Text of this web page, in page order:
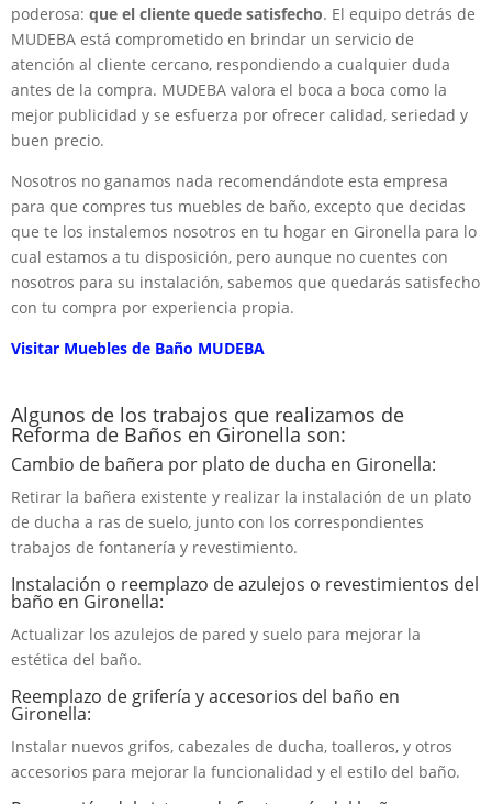
poderosa: que el cliente quede satisfecho. El equipo detrás de
MUDEBA está comprometido en brindar un servicio de
atención al cliente cercano, respondiendo a cualquier duda
antes de la compra. MUDEBA valora el boca a boca como la
mejor publicidad y se esfuerza por ofrecer calidad, seriedad y
buen precio.
Nosotros no ganamos nada recomendándote esta empresa
para que compres tus muebles de baño, excepto que decidas
que te los instalemos nosotros en tu hogar en Gironella para lo
cual estamos a tu disposición, pero aunque no cuentes con
nosotros para su instalación, sabemos que quedarás satisfecho
con tu compra por experiencia propia.
Visitar Muebles de Baño MUDEBA
Algunos de los trabajos que realizamos de
Reforma de Baños en Gironella son:
Cambio de bañera por plato de ducha en Gironella:
Retirar la bañera existente y realizar la instalación de un plato
de ducha a ras de suelo, junto con los correspondientes
trabajos de fontanería y revestimiento.
Instalación o reemplazo de azulejos o revestimientos del
baño en Gironella:
Actualizar los azulejos de pared y suelo para mejorar la
estética del baño.
Reemplazo de grifería y accesorios del baño en
Gironella:
Instalar nuevos grifos, cabezales de ducha, toalleros, y otros
accesorios para mejorar la funcionalidad y el estilo del baño.